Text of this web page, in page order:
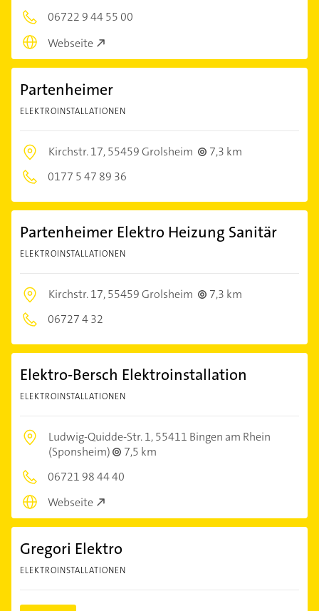
06722 9 44 55 00
Webseite
Partenheimer
ELEKTROINSTALLATIONEN
Kirchstr. 17,55459 Grolsheim
7,3 km
0177 5 47 89 36
Partenheimer Elektro Heizung Sanitär
ELEKTROINSTALLATIONEN
Kirchstr. 17,55459 Grolsheim
7,3 km
06727 4 32
Elektro-Bersch Elektroinstallation
ELEKTROINSTALLATIONEN
Ludwig-Quidde-Str. 1,55411 Bingen am Rhein
(Sponsheim)
7,5 km
06721 98 44 40
Webseite
Gregori Elektro
ELEKTROINSTALLATIONEN